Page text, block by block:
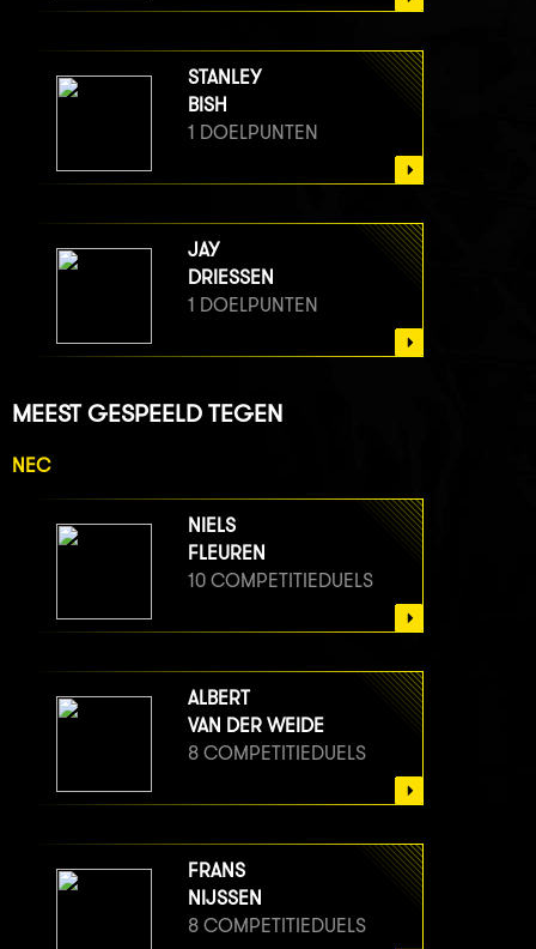
STANLEY
BISH
1 DOELPUNTEN
JAY
DRIESSEN
1 DOELPUNTEN
MEEST GESPEELD TEGEN
NEC
NIELS
FLEUREN
10 COMPETITIEDUELS
ALBERT
VAN DER WEIDE
8 COMPETITIEDUELS
FRANS
NIJSSEN
8 COMPETITIEDUELS